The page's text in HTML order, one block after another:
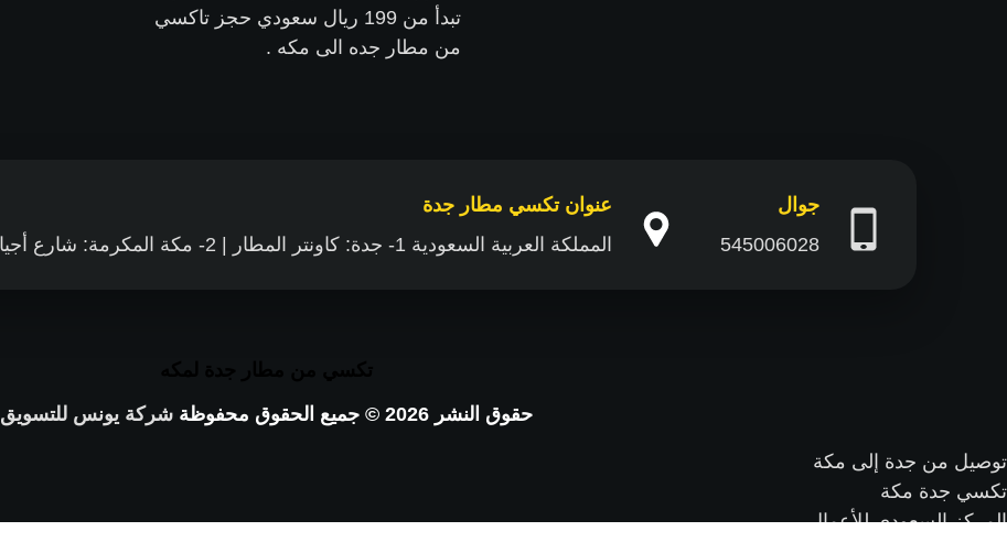
تبدأ من 199 ريال سعودي حجز تاكسي
من مطار جده الى مكه .
جوال
545006028
عنوان تكسي مطار جدة
المملكة العربية السعودية 1- جدة: كاونتر المطار | 2- مكة المكرمة: شارع أجياد
حقوق النشر 2026 © جميع الحقوق محفوظة
شركة يونس للتسويق
توصيل من جدة إلى مكة
تكسي جدة مكة
المركز السعودي للأعمال